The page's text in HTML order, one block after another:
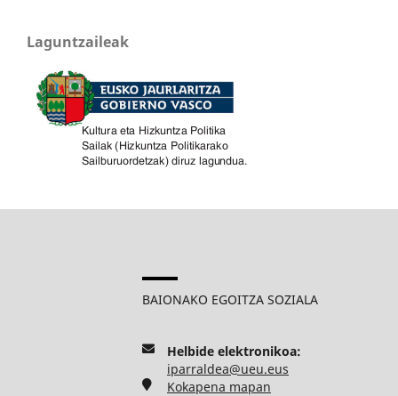
Laguntzaileak
BAIONAKO EGOITZA SOZIALA
Helbide elektronikoa:
iparraldea@ueu.eus
Kokapena mapan